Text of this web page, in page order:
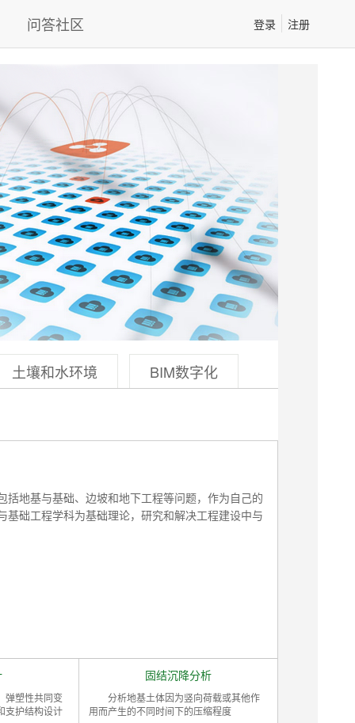
问答社区 登录 注册
土壤和水环境 BIM数字化
地基与基础、边坡和地下工程等问题，作为自己的
础工程学科为基础理论，研究和解决工程建设中与
弹塑性共同变
支护结构设计
固结沉降分析
分析地基土体因为竖向荷载或其他作
用而产生的不同时间下的压缩程度